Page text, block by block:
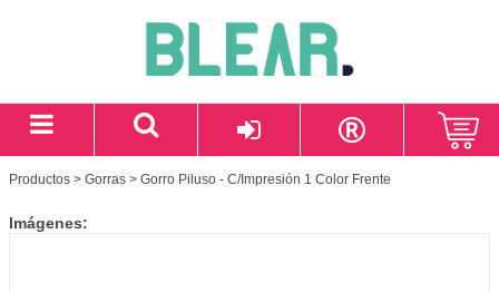
Productos > Gorras > Gorro Piluso - C/Impresión 1 Color Frente
Imágenes: